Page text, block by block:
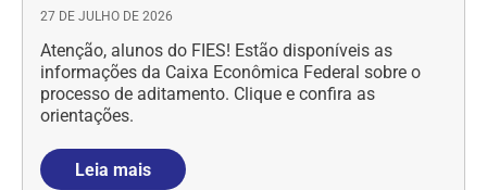
27 DE JULHO DE 2026
Atenção, alunos do FIES! Estão disponíveis as
informações da Caixa Econômica Federal sobre o
processo de aditamento. Clique e confira as
orientações.
Leia mais